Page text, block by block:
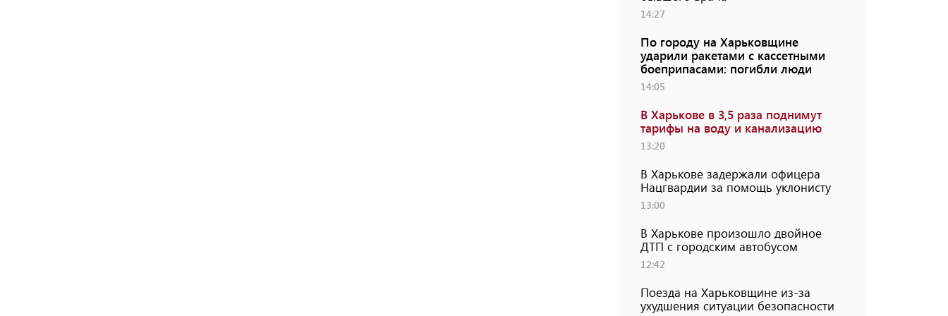
14:27
По городу на Харьковщине
ударили ракетами с кассетными
боеприпасами: погибли люди
14:05
В Харькове в 3,5 раза поднимут
тарифы на воду и канализацию
13:20
В Харькове задержали офицера
Нацгвардии за помощь уклонисту
13:00
В Харькове произошло двойное
ДТП с городским автобусом
12:42
Поезда на Харьковщине из-за
ухудшения ситуации безопасности